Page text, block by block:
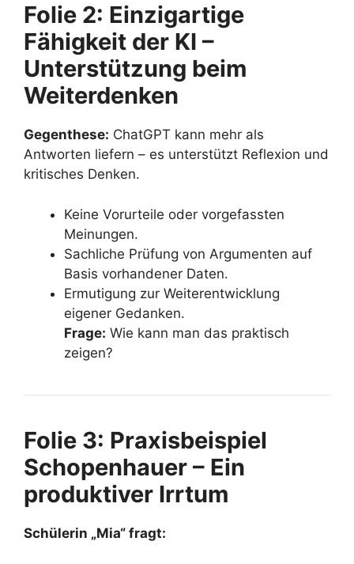
Folie 2: Einzigartige
Fähigkeit der KI –
Unterstützung beim
Weiterdenken
Gegenthese: ChatGPT kann mehr als
Antworten liefern – es unterstützt Reflexion und
kritisches Denken.
Keine Vorurteile oder vorgefassten
Meinungen.
Sachliche Prüfung von Argumenten auf
Basis vorhandener Daten.
Ermutigung zur Weiterentwicklung
eigener Gedanken.
Frage: Wie kann man das praktisch
zeigen?
Folie 3: Praxisbeispiel
Schopenhauer – Ein
produktiver Irrtum
Schülerin „Mia“ fragt: